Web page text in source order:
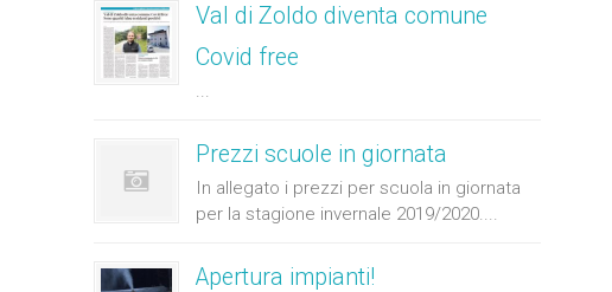
Val di Zoldo diventa comune
Covid free
...
Prezzi scuole in giornata
In allegato i prezzi per scuola in giornata
per la stagione invernale 2019/2020....
Apertura impianti!